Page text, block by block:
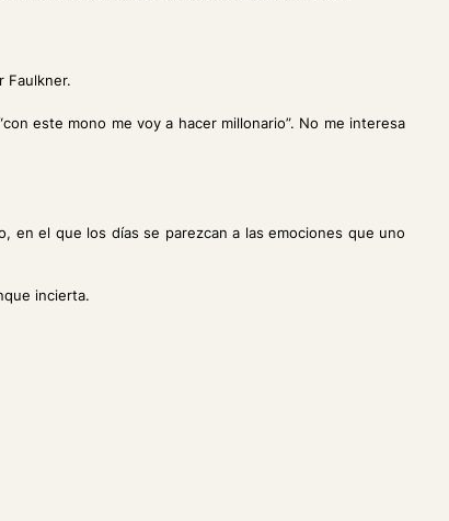
Faulkner.
este mono me voy a hacer millonario”. No me interesa
en el que los días se parezcan a las emociones que uno
incierta.